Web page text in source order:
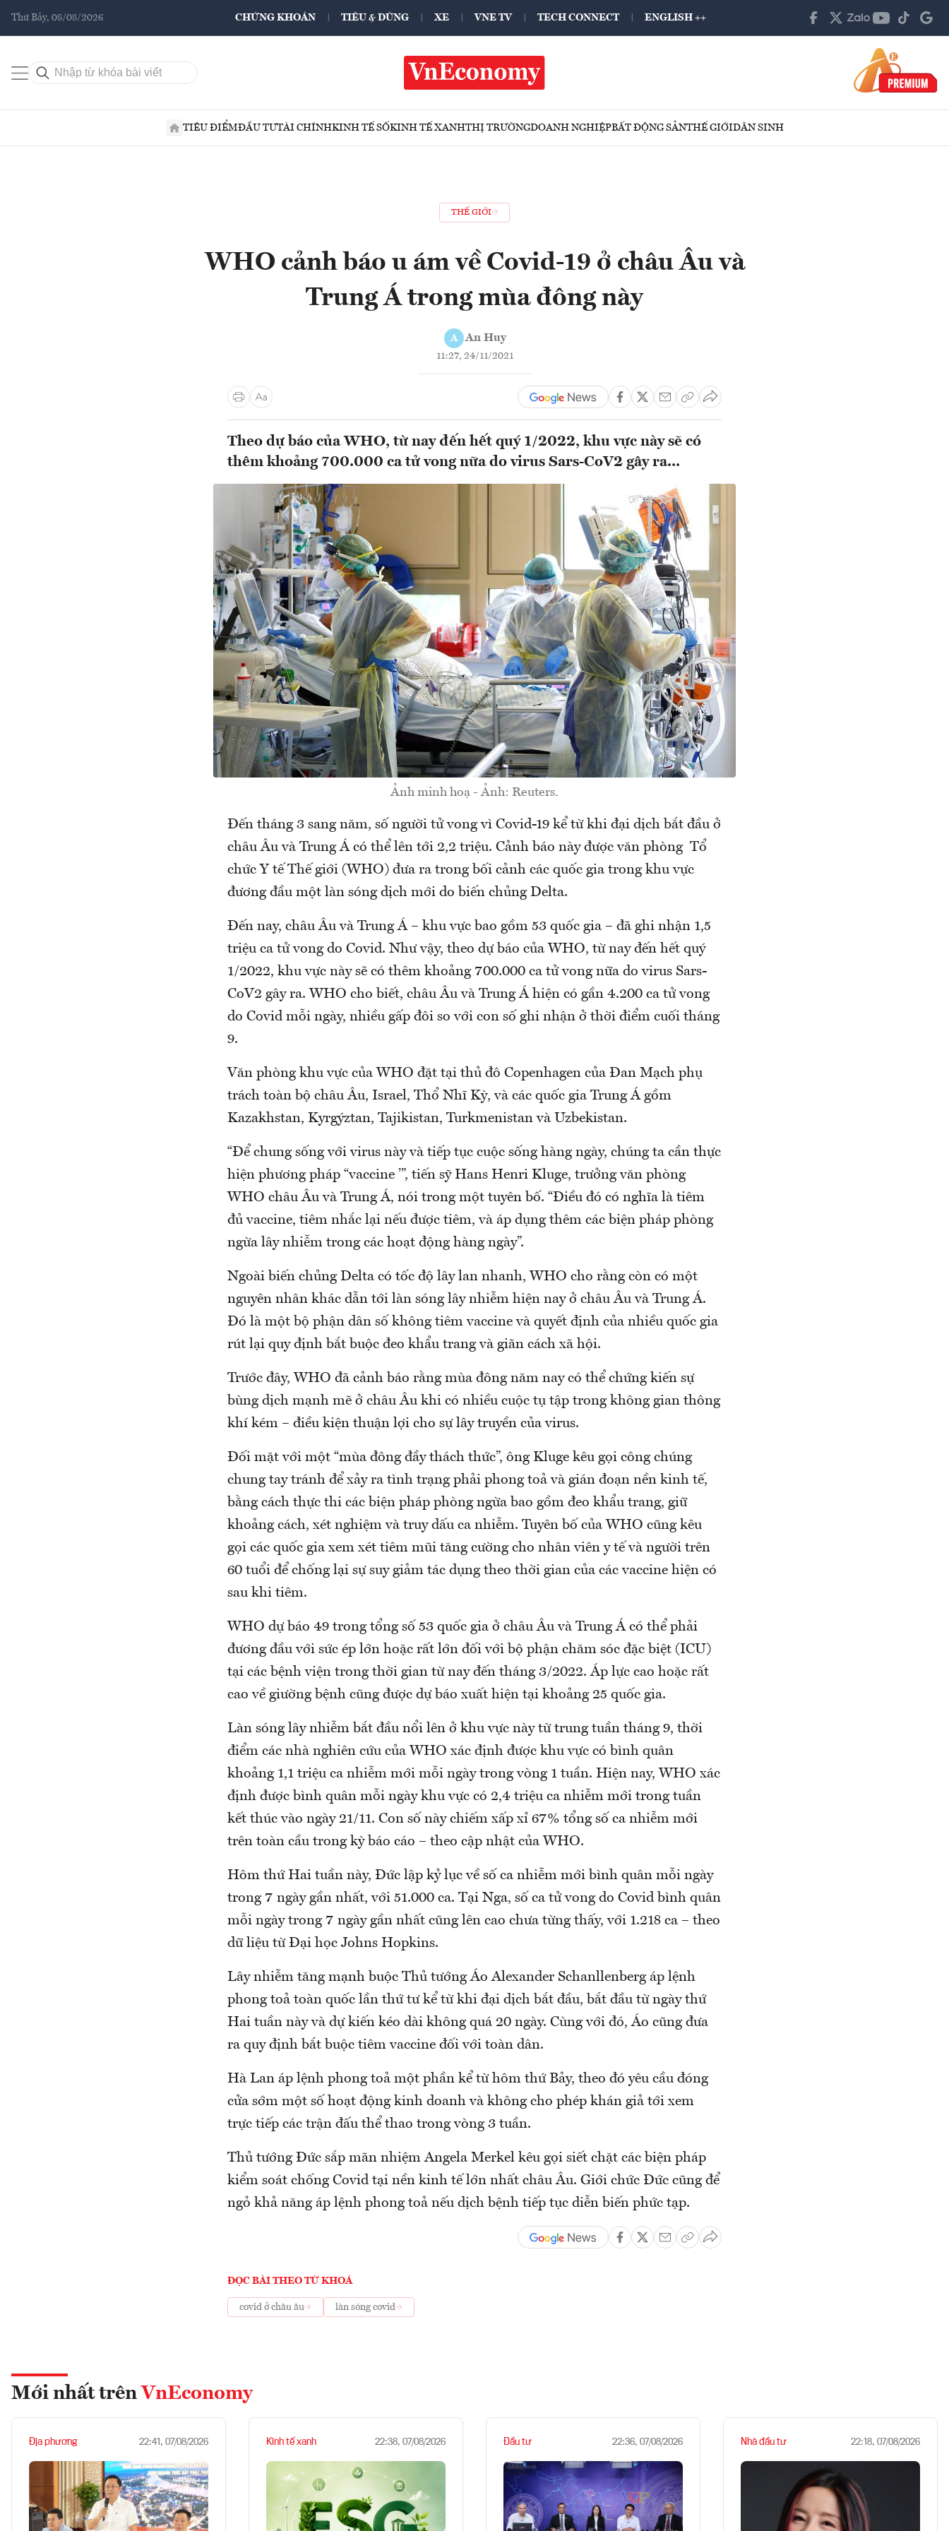
Thứ Bảy, 08/08/2026 CHỨNG KHOÁN TIÊU & DÙNG XE VNE TV TECH CONNECT ENGLISH ++
TIÊU ĐIỂMĐẦU TƯTÀI CHÍNHKINH TẾ SỐKINH TẾ XANHTHỊ TRƯỜNGDOANH NGHIỆPBẤT ĐỘNG SẢNTHẾ GIỚIDÂN SINH
THẾ GIỚI
WHO cảnh báo u ám về Covid-19 ở châu Âu và
Trung Á trong mùa đông này
A An Huy
11:27, 24/11/2021
Theo dự báo của WHO, từ nay đến hết quý 1/2022, khu vực này sẽ có
thêm khoảng 700.000 ca tử vong nữa do virus Sars-CoV2 gây ra...
Ảnh minh hoạ - Ảnh: Reuters.
Đến tháng 3 sang năm, số người tử vong vì Covid-19 kể từ khi đại dịch bắt đầu ở
châu Âu và Trung Á có thể lên tới 2,2 triệu. Cảnh báo này được văn phòng Tổ
chức Y tế Thế giới (WHO) đưa ra trong bối cảnh các quốc gia trong khu vực
đương đầu một làn sóng dịch mới do biến chủng Delta.
Đến nay, châu Âu và Trung Á – khu vực bao gồm 53 quốc gia – đã ghi nhận 1,5
triệu ca tử vong do Covid. Như vậy, theo dự báo của WHO, từ nay đến hết quý
1/2022, khu vực này sẽ có thêm khoảng 700.000 ca tử vong nữa do virus Sars-
CoV2 gây ra. WHO cho biết, châu Âu và Trung Á hiện có gần 4.200 ca tử vong
do Covid mỗi ngày, nhiều gấp đôi so với con số ghi nhận ở thời điểm cuối tháng
9.
Văn phòng khu vực của WHO đặt tại thủ đô Copenhagen của Đan Mạch phụ
trách toàn bộ châu Âu, Israel, Thổ Nhĩ Kỳ, và các quốc gia Trung Á gồm
Kazakhstan, Kyrgýztan, Tajikistan, Turkmenistan và Uzbekistan.
“Để chung sống với virus này và tiếp tục cuộc sống hàng ngày, chúng ta cần thực
hiện phương pháp “vaccine ’”, tiến sỹ Hans Henri Kluge, trưởng văn phòng
WHO châu Âu và Trung Á, nói trong một tuyên bố. “Điều đó có nghĩa là tiêm
đủ vaccine, tiêm nhắc lại nếu được tiêm, và áp dụng thêm các biện pháp phòng
ngừa lây nhiễm trong các hoạt động hàng ngày”.
Ngoài biến chủng Delta có tốc độ lây lan nhanh, WHO cho rằng còn có một
nguyên nhân khác dẫn tới làn sóng lây nhiễm hiện nay ở châu Âu và Trung Á.
Đó là một bộ phận dân số không tiêm vaccine và quyết định của nhiều quốc gia
rút lại quy định bắt buộc đeo khẩu trang và giãn cách xã hội.
Trước đây, WHO đã cảnh báo rằng mùa đông năm nay có thể chứng kiến sự
bùng dịch mạnh mẽ ở châu Âu khi có nhiều cuộc tụ tập trong không gian thông
khí kém – điều kiện thuận lợi cho sự lây truyền của virus.
Đối mặt với một “mùa đông đầy thách thức”, ông Kluge kêu gọi công chúng
chung tay tránh để xảy ra tình trạng phải phong toả và gián đoạn nền kinh tế,
bằng cách thực thi các biện pháp phòng ngừa bao gồm đeo khẩu trang, giữ
khoảng cách, xét nghiệm và truy dấu ca nhiễm. Tuyên bố của WHO cũng kêu
gọi các quốc gia xem xét tiêm mũi tăng cường cho nhân viên y tế và người trên
60 tuổi để chống lại sự suy giảm tác dụng theo thời gian của các vaccine hiện có
sau khi tiêm.
WHO dự báo 49 trong tổng số 53 quốc gia ở châu Âu và Trung Á có thể phải
đương đầu với sức ép lớn hoặc rất lớn đối với bộ phận chăm sóc đặc biệt (ICU)
tại các bệnh viện trong thời gian từ nay đến tháng 3/2022. Áp lực cao hoặc rất
cao về giường bệnh cũng được dự báo xuất hiện tại khoảng 25 quốc gia.
Làn sóng lây nhiễm bắt đầu nổi lên ở khu vực này từ trung tuần tháng 9, thời
điểm các nhà nghiên cứu của WHO xác định được khu vực có bình quân
khoảng 1,1 triệu ca nhiễm mới mỗi ngày trong vòng 1 tuần. Hiện nay, WHO xác
định được bình quân mỗi ngày khu vực có 2,4 triệu ca nhiễm mới trong tuần
kết thúc vào ngày 21/11. Con số này chiếm xấp xỉ 67% tổng số ca nhiễm mới
trên toàn cầu trong kỳ báo cáo – theo cập nhật của WHO.
Hôm thứ Hai tuần này, Đức lập kỷ lục về số ca nhiễm mới bình quân mỗi ngày
trong 7 ngày gần nhất, với 51.000 ca. Tại Nga, số ca tử vong do Covid bình quân
mỗi ngày trong 7 ngày gần nhất cũng lên cao chưa từng thấy, với 1.218 ca – theo
dữ liệu từ Đại học Johns Hopkins.
Lây nhiễm tăng mạnh buộc Thủ tướng Áo Alexander Schanllenberg áp lệnh
phong toả toàn quốc lần thứ tư kể từ khi đại dịch bắt đầu, bắt đầu từ ngày thứ
Hai tuần này và dự kiến kéo dài không quá 20 ngày. Cùng với đó, Áo cũng đưa
ra quy định bắt buộc tiêm vaccine đối với toàn dân.
Hà Lan áp lệnh phong toả một phần kể từ hôm thứ Bảy, theo đó yêu cầu đóng
cửa sớm một số hoạt động kinh doanh và không cho phép khán giả tới xem
trực tiếp các trận đấu thể thao trong vòng 3 tuần.
Thủ tướng Đức sắp mãn nhiệm Angela Merkel kêu gọi siết chặt các biện pháp
kiểm soát chống Covid tại nền kinh tế lớn nhất châu Âu. Giới chức Đức cũng để
ngỏ khả năng áp lệnh phong toả nếu dịch bệnh tiếp tục diễn biến phức tạp.
ĐỌC BÀI THEO TỪ KHOÁ
covid ở châu âu làn sóng covid
Mới nhất trên VnEconomy
Địa phương 22:41, 07/08/2026 Kinh tế xanh 22:38, 07/08/2026 Đầu tư 22:36, 07/08/2026 Nhà đầu tư 22:18, 07/08/2026